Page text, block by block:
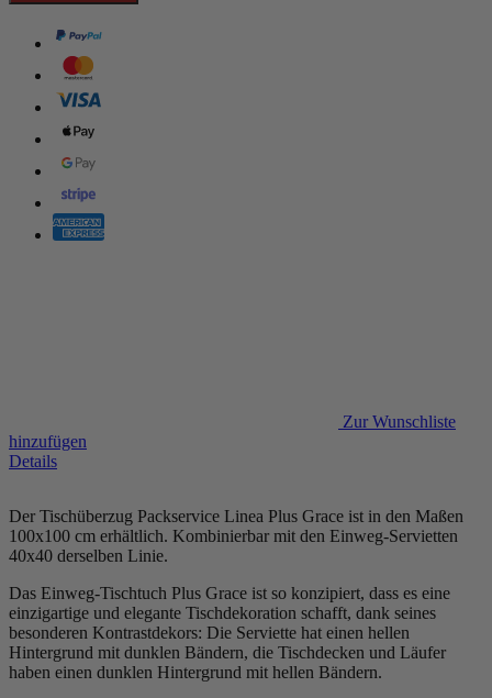
Zur Wunschliste
hinzufügen
Details
Der Tischüberzug Packservice Linea Plus Grace ist in den Maßen
100x100 cm erhältlich. Kombinierbar mit den Einweg-Servietten
40x40 derselben Linie.
Das Einweg-Tischtuch Plus Grace ist so konzipiert, dass es eine
einzigartige und elegante Tischdekoration schafft, dank seines
besonderen Kontrastdekors: Die Serviette hat einen hellen
Hintergrund mit dunklen Bändern, die Tischdecken und Läufer
haben einen dunklen Hintergrund mit hellen Bändern.